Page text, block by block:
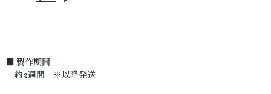
■ 製作期間
約2週間 ※以降発送